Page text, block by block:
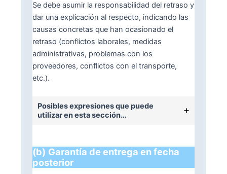
Se debe asumir la responsabilidad del retraso y
dar una explicación al respecto, indicando las
causas concretas que han ocasionado el
retraso (conflictos laborales, medidas
administrativas, problemas con los
proveedores, conflictos con el transporte,
etc.).
Posibles expresiones que puede
utilizar en esta sección…
(b) Garantía de entrega en fecha
posterior